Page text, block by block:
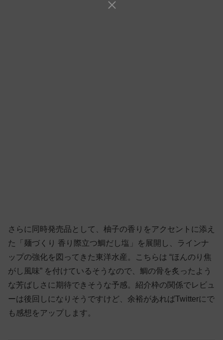
さらに同時発売品として、柚子の香りをアクセントに添え
た「麺づくり 香り際立つ鯛だし塩」を展開し、ラインナ
ップの強化を図ってきた東洋水産。こちらは “ほんのり焦
がし風味” を付けているそうなので、鯛の骨を炙ったよう
な芳ばしさに期待できそうな予感。紹介枠の関係でレビュ
ーは後回しになりそうですけど、余裕があればTwitterにで
も感想をアップします。